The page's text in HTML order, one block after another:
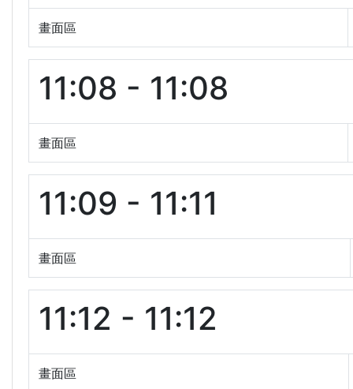
畫面區
11:08 - 11:08
畫面區
11:09 - 11:11
畫面區
11:12 - 11:12
畫面區